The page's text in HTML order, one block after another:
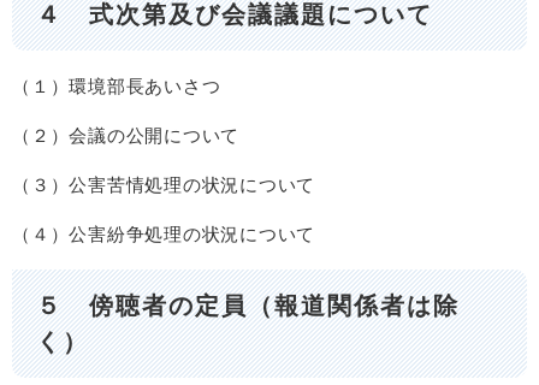
４ 式次第及び会議議題について
（１）環境部長あいさつ
（２）会議の公開について
（３）公害苦情処理の状況について
（４）公害紛争処理の状況について
５ 傍聴者の定員（報道関係者は除
く）